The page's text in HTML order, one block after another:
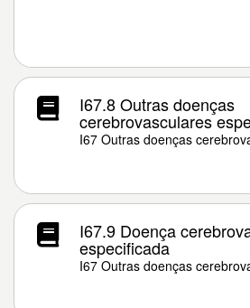
I67.8 Outras doenças
cerebrovasculares
I67 Outras doenças
I67.9 Doença
especificada
I67 Outras doenças